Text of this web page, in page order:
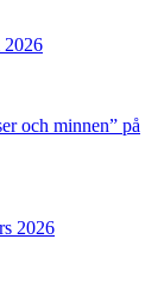
2026
och minnen” på
2026